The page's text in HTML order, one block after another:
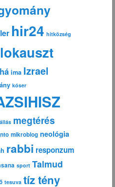
hir24 hitközség
ima Izrael
kóser
megtérés
mikroblog neológia
rabbi responzum
sport Talmud
tesuva tíz tény